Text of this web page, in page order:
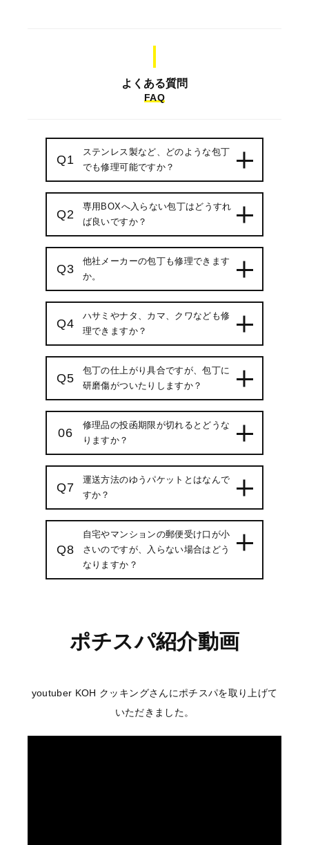
よくある質問
FAQ
Q1
ステンレス製など、どのような包丁
でも修理可能ですか？
Q2
専用BOXへ入らない包丁はどうすれ
ば良いですか？
Q3
他社メーカーの包丁も修理できます
か。
Q4
ハサミやナタ、カマ、クワなども修
理できますか？
Q5
包丁の仕上がり具合ですが、包丁に
研磨傷がついたりしますか？
06
修理品の投函期限が切れるとどうな
りますか？
Q7
運送方法のゆうパケットとはなんで
すか？
Q8
自宅やマンションの郵便受け口が小
さいのですが、入らない場合はどう
なりますか？
ポチスパ紹介動画
youtuber KOH クッキングさんにポチスパを取り上げて
いただきました。